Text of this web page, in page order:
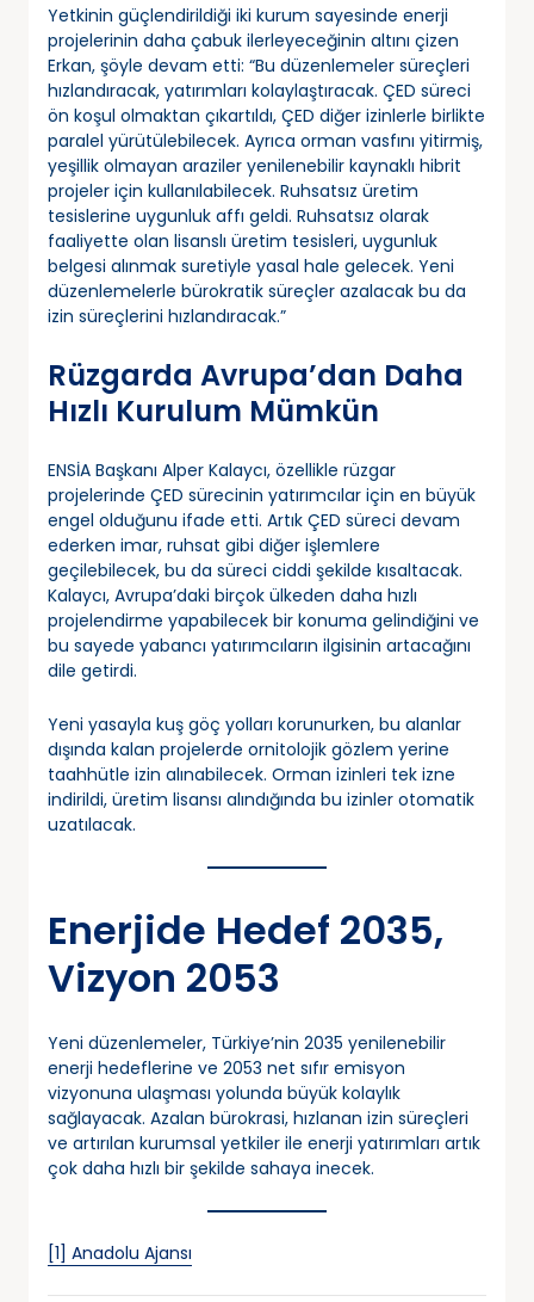
Yetkinin güçlendirildiği iki kurum sayesinde enerji
projelerinin daha çabuk ilerleyeceğinin altını çizen
Erkan, şöyle devam etti: “Bu düzenlemeler süreçleri
hızlandıracak, yatırımları kolaylaştıracak. ÇED süreci
ön koşul olmaktan çıkartıldı, ÇED diğer izinlerle birlikte
paralel yürütülebilecek. Ayrıca orman vasfını yitirmiş,
yeşillik olmayan araziler yenilenebilir kaynaklı hibrit
projeler için kullanılabilecek. Ruhsatsız üretim
tesislerine uygunluk affı geldi. Ruhsatsız olarak
faaliyette olan lisanslı üretim tesisleri, uygunluk
belgesi alınmak suretiyle yasal hale gelecek. Yeni
düzenlemelerle bürokratik süreçler azalacak bu da
izin süreçlerini hızlandıracak.”
Rüzgarda Avrupa’dan Daha
Hızlı Kurulum Mümkün
ENSİA Başkanı Alper Kalaycı, özellikle rüzgar
projelerinde ÇED sürecinin yatırımcılar için en büyük
engel olduğunu ifade etti. Artık ÇED süreci devam
ederken imar, ruhsat gibi diğer işlemlere
geçilebilecek, bu da süreci ciddi şekilde kısaltacak.
Kalaycı, Avrupa’daki birçok ülkeden daha hızlı
projelendirme yapabilecek bir konuma gelindiğini ve
bu sayede yabancı yatırımcıların ilgisinin artacağını
dile getirdi.
Yeni yasayla kuş göç yolları korunurken, bu alanlar
dışında kalan projelerde ornitolojik gözlem yerine
taahhütle izin alınabilecek. Orman izinleri tek izne
indirildi, üretim lisansı alındığında bu izinler otomatik
uzatılacak.
Enerjide Hedef 2035,
Vizyon 2053
Yeni düzenlemeler, Türkiye’nin 2035 yenilenebilir
enerji hedeflerine ve 2053 net sıfır emisyon
vizyonuna ulaşması yolunda büyük kolaylık
sağlayacak. Azalan bürokrasi, hızlanan izin süreçleri
ve artırılan kurumsal yetkiler ile enerji yatırımları artık
çok daha hızlı bir şekilde sahaya inecek.
[1] Anadolu Ajansı